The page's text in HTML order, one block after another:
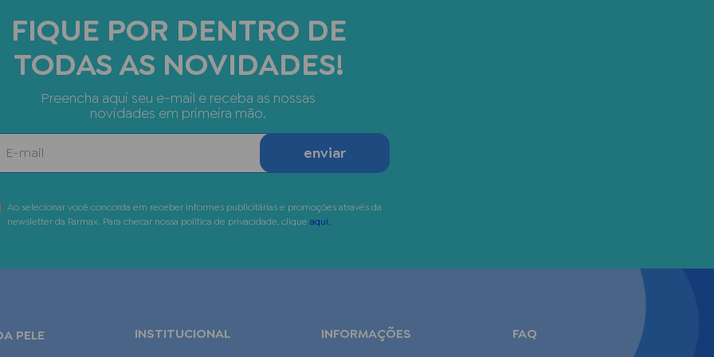
FIQUE POR DENTRO DE
TODAS AS NOVIDADES!
Preencha aqui seu e-mail e receba as nossas
novidades em primeira mão.
enviar
Ao selecionar você concorda em receber informes publicitárias e promoções através da
newsletter da Farmax. Para checar nossa política de privacidade, cliqueaqui.
PELE INSTITUCIONAL INFORMAÇÕES FAQ